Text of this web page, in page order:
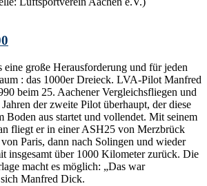
eine große Herausforderung und für jeden
: das 1000er Dreieck. LVA-Pilot Manfred
beim 25. Aachener Vergleichsfliegen und
der zweite Pilot überhaupt, der diese
Boden aus startet und vollendet. Mit seinem
fliegt er in einer ASH25 von Merzbrück
Paris, dann nach Solingen und wieder
insgesamt über 1000 Kilometer zurück. Die
macht es möglich: „Das war
Manfred Dick.